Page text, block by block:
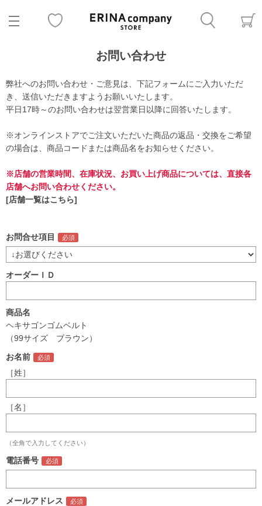
お問い合わせ
弊社へのお問い合わせ・ご意見は、下記フォームにご入力いただ
き、送信いただきますようお願いいたします。
平日17時～のお問い合わせは翌営業日以降に回答いたします。
※オンラインストアでご注文いただいた商品の返品・交換をご希望
の場合は、商品コードまたは商品名をお知らせください。
※店舗の営業時間、在庫状況、お買い上げ商品については、直接各
店舗へお問い合わせください。
[店舗一覧はこちら]
お問合せ項目
オーダーＩＤ
商品名
ヘキサゴンゴムベルト
（99サイズ ブラウン）
お名前
［姓］
［名］
（全角で入力してください）
電話番号
メールアドレス